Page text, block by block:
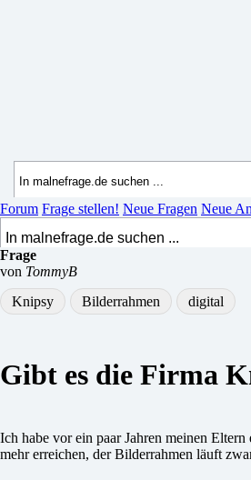
Forum Frage stellen! Neue Fragen Neue
Frage
von TommyB
Knipsy
Bilderrahmen digital
Gibt es die Firma
Ich habe vor ein paar Jahren meinen
mehr erreichen, der Bilderrahmen läuft